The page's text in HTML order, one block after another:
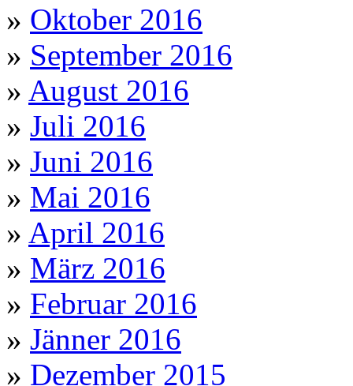
» Oktober 2016
» September 2016
» August 2016
» Juli 2016
» Juni 2016
» Mai 2016
» April 2016
» März 2016
» Februar 2016
» Jänner 2016
» Dezember 2015